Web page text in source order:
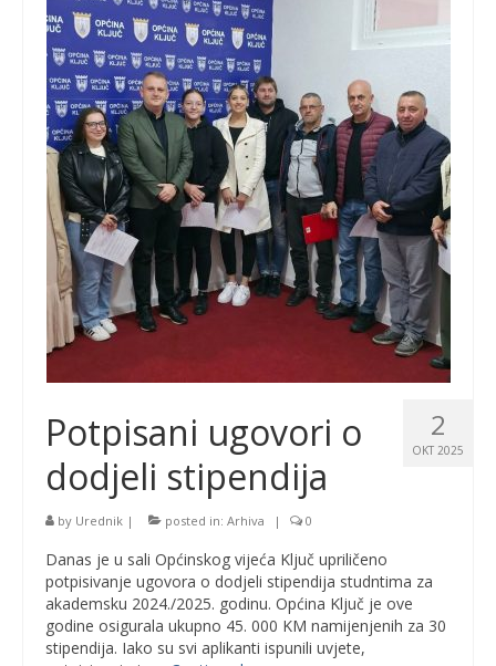
2
OKT 2025
Potpisani ugovori o
dodjeli stipendija
by Urednik | posted in: Arhiva | 0
Danas je u sali Općinskog vijeća Ključ upriličeno
potpisivanje ugovora o dodjeli stipendija studntima za
akademsku 2024./2025. godinu. Općina Ključ je ove
godine osigurala ukupno 45. 000 KM namijenjenih za 30
stipendija. Iako su svi aplikanti ispunili uvjete,